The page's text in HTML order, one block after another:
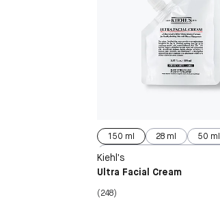
150 ml 28 ml
50 ml
Kiehl’s
Ultra Facial Cream
(248)